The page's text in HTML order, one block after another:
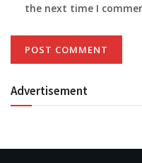
the next time I
Advertisement